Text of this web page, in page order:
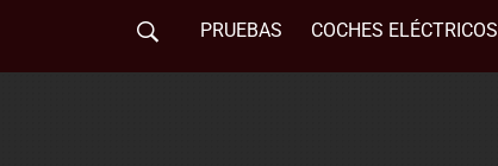
PRUEBAS COCHES ELÉCTRICOS